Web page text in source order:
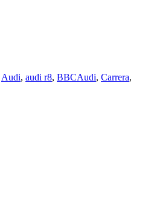
Audi, audi r8, BBCAudi, Carrera,